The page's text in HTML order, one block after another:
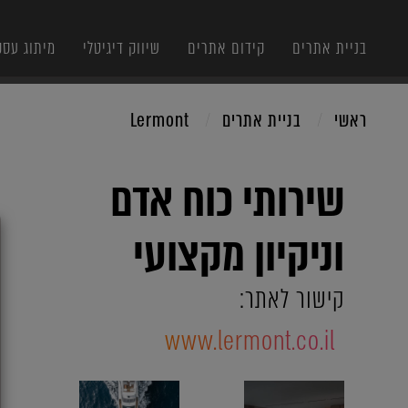
בניית אתרים קידום אתרים שיווק דיגיטלי מיתוג
ראשי בניית אתרים Lermont
שירותי כוח אדם
וניקיון מקצועי
קישור לאתר:
www.lermont.co.il